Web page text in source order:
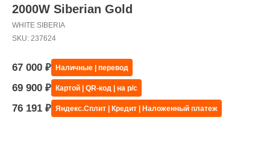
2000W Siberian Gold
WHITE SIBERIA
SKU: 237624
67 000 ₽ Наличные | перевод
69 900 ₽ Картой | QR-код | на р/с
76 191 ₽ Яндекс.Сплит | Кредит | Наложенный платеж